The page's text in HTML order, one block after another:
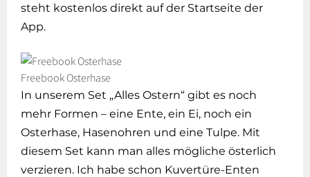
steht kostenlos direkt auf der Startseite der
App.
Freebook Osterhase
In unserem Set „Alles Ostern“ gibt es noch
mehr Formen – eine Ente, ein Ei, noch ein
Osterhase, Hasenohren und eine Tulpe. Mit
diesem Set kann man alles mögliche österlich
verzieren. Ich habe schon Kuvertüre-Enten